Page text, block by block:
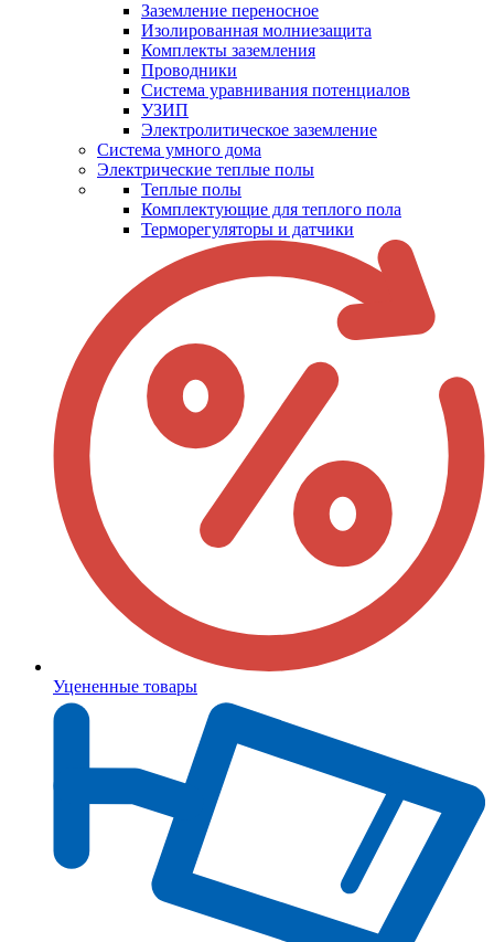
Заземление переносное
Изолированная молниезащита
Комплекты заземления
Проводники
Система уравнивания потенциалов
УЗИП
Электролитическое заземление
Система умного дома
Электрические теплые полы
Теплые полы
Комплектующие для теплого пола
Терморегуляторы и датчики
Уцененные товары